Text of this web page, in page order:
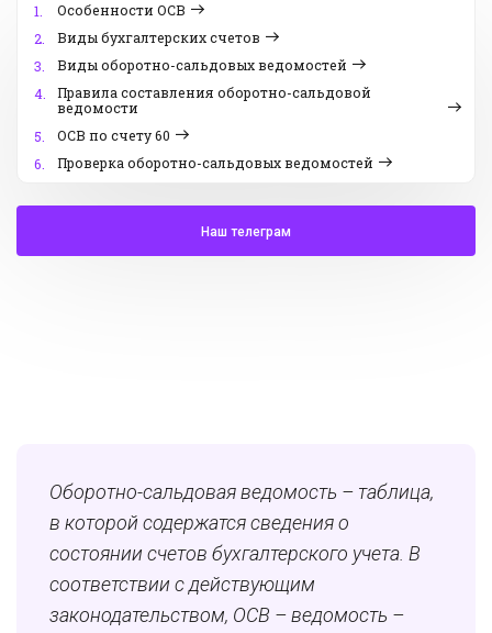
1.
Особенности ОСВ
2.
Виды бухгалтерских счетов
3.
Виды оборотно-сальдовых ведомостей
4.
Правила составления оборотно-сальдовой
ведомости
5.
ОСВ по счету 60
6.
Проверка оборотно-сальдовых ведомостей
Наш телеграм
Оборотно-сальдовая ведомость – таблица,
в которой содержатся сведения о
состоянии счетов бухгалтерского учета. В
соответствии с действующим
законодательством, ОСВ – ведомость –